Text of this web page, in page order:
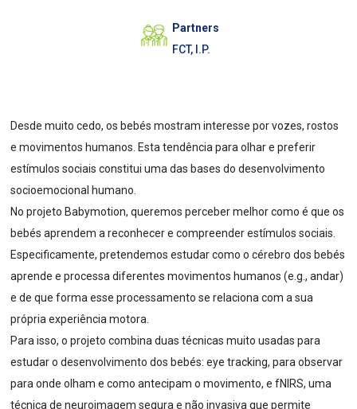
Partners
FCT, I.P.
Desde muito cedo, os bebés mostram interesse por vozes, rostos
e movimentos humanos. Esta tendência para olhar e preferir
estímulos sociais constitui uma das bases do desenvolvimento
socioemocional humano.
No projeto Babymotion, queremos perceber melhor como é que os
bebés aprendem a reconhecer e compreender estímulos sociais.
Especificamente, pretendemos estudar como o cérebro dos bebés
aprende e processa diferentes movimentos humanos (e.g., andar)
e de que forma esse processamento se relaciona com a sua
própria experiência motora.
Para isso, o projeto combina duas técnicas muito usadas para
estudar o desenvolvimento dos bebés: eye tracking, para observar
para onde olham e como antecipam o movimento, e fNIRS, uma
técnica de neuroimagem segura e não invasiva que permite